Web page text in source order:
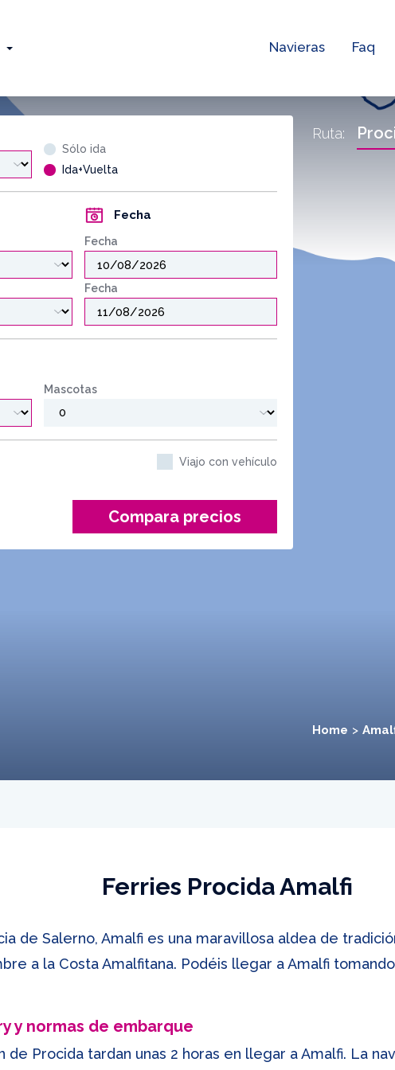
Navieras Faq
Sólo ida
Ida+Vuelta
Fecha
Fecha
Fecha
Mascotas
Viajo con vehículo
Compara precios
Ruta:
Home
Ferries Procida Amalfi
de Salerno, Amalfi es una maravillosa aldea de
a la Costa Amalfitana. Podéis llegar a Amalfi
y normas de embarque
de Procida tardan unas 2 horas en llegar a Amalfi. La